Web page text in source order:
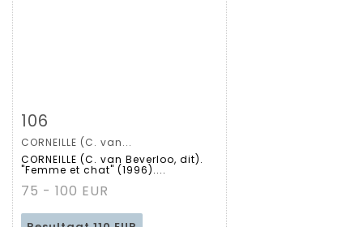
Gedetailleerde
fiche
106
CORNEILLE (C. van...
CORNEILLE (C. van Beverloo, dit).
"Femme et chat" (1996)....
75 - 100 EUR